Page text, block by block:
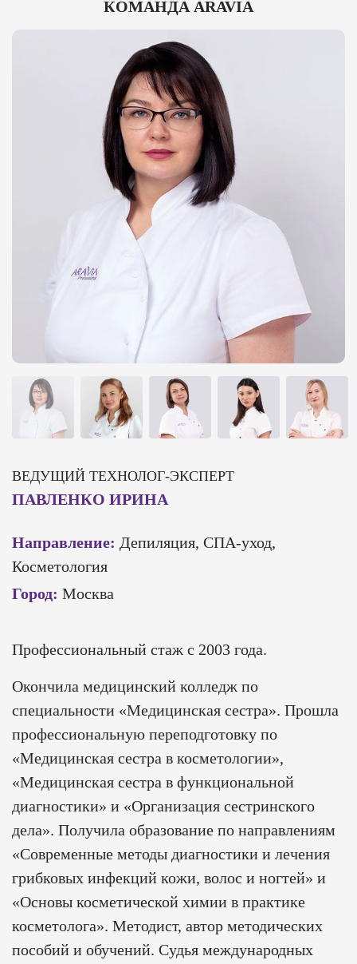
КОМАНДА ARAVIA
ВЕДУЩИЙ ТЕХНОЛОГ-ЭКСПЕРТ
ПАВЛЕНКО ИРИНА
Направление: Депиляция, СПА-уход,
Косметология
Город: Москва
Профессиональный стаж с 2003 года.
Окончила медицинский колледж по
специальности «Медицинская сестра». Прошла
профессиональную переподготовку по
«Медицинская сестра в косметологии»,
«Медицинская сестра в функциональной
диагностики» и «Организация сестринского
дела». Получила образование по направлениям
«Современные методы диагностики и лечения
грибковых инфекций кожи, волос и ногтей» и
«Основы косметической химии в практике
косметолога». Методист, автор методических
пособий и обучений. Судья международных